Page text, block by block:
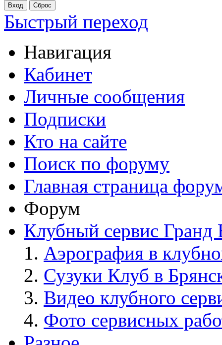
Быстрый переход
Навигация
Кабинет
Личные сообщения
Подписки
Кто на сайте
Поиск по форуму
Главная страница
Форум
Клубный сервис
Аэрография в
Сузуки Клуб в
Видео клубного
Фото сервисных